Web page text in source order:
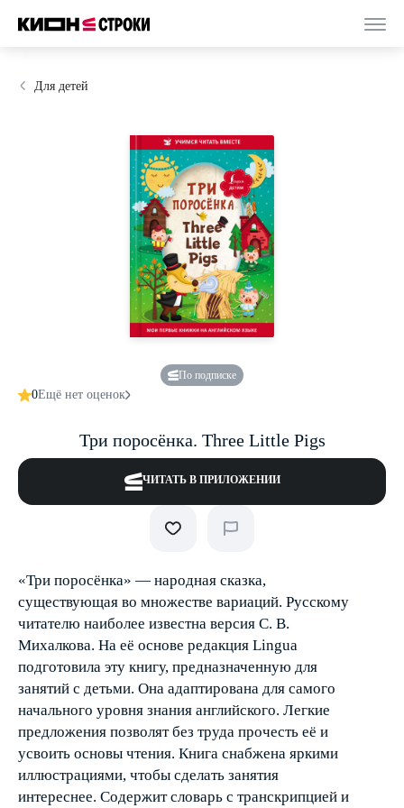
Для детей
По подписке
0Ещё нет оценок
Три поросёнка. Three Little Pigs
ЧИТАТЬ В ПРИЛОЖЕНИИ
«Три поросёнка» — народная сказка,
существующая во множестве вариаций. Русскому
читателю наиболее известна версия С. В.
Михалкова. На её основе редакция Lingua
подготовила эту книгу, предназначенную для
занятий с детьми. Она адаптирована для самого
начального уровня знания английского. Легкие
предложения позволят без труда прочесть её и
усвоить основы чтения. Книга снабжена яркими
иллюстрациями, чтобы сделать занятия
интереснее. Содержит словарь с транскрипцией и